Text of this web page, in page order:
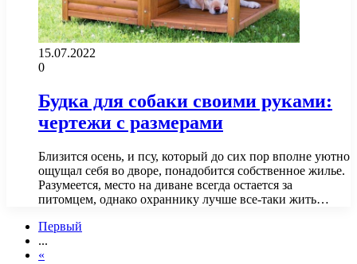
15.07.2022
0
Будка для собаки своими руками:
чертежи с размерами
Близится осень, и псу, который до сих пор вполне уютно
ощущал себя во дворе, понадобится собственное жилье.
Разумеется, место на диване всегда остается за
питомцем, однако охраннику лучше все-таки жить…
Первый
...
«